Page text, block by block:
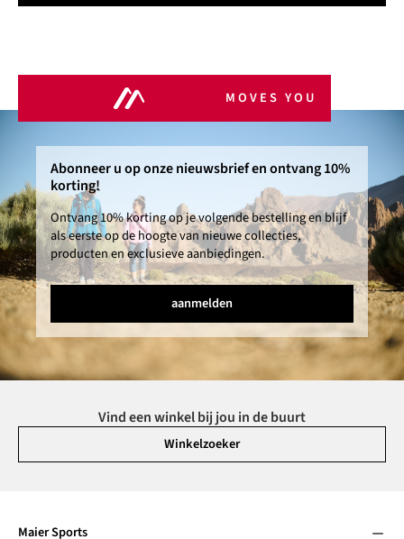
MOVES YOU
Abonneer u op onze nieuwsbrief en ontvang 10%
korting!
Ontvang 10% korting op je volgende bestelling en blijf
als eerste op de hoogte van nieuwe collecties,
producten en exclusieve aanbiedingen.
aanmelden
Vind een winkel bij jou in de buurt
Winkelzoeker
Maier Sports